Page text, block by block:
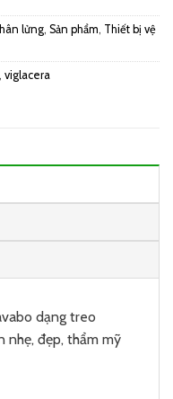
lửng, Sản phẩm, Thiết bị vệ
, viglacera
dạng treo
nhẹ, đẹp, thẩm mỹ